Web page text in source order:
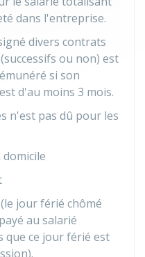
dans l'entreprise.
divers contrats
ou non) est
si son
d'au moins 3 mois.
n'est pas dû pour les
jour férié chômé
au salarié
que ce jour férié est